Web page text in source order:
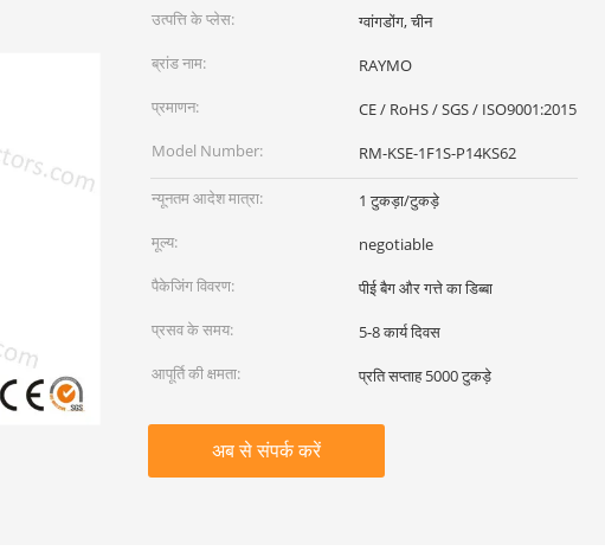
उत्पत्ति के प्लेस:
ग्वांगडोंग, चीन
ब्रांड नाम:
RAYMO
प्रमाणन:
CE / RoHS / SGS / ISO9001:2015
Model Number:
RM-KSE-1F1S-P14KS62
न्यूनतम आदेश मात्रा:
1 टुकड़ा/टुकड़े
मूल्य:
negotiable
पैकेजिंग विवरण:
पीई बैग और गत्ते का डिब्बा
प्रसव के समय:
5-8 कार्य दिवस
आपूर्ति की क्षमता:
प्रति सप्ताह 5000 टुकड़े
अब से संपर्क करें